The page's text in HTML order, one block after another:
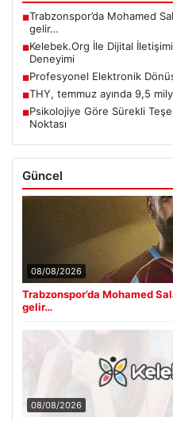
■Trabzonspor’da Mohamed
gelir…
■Kelebek.Org İle Dijital
Deneyimi
■Profesyonel Elektronik
■THY, temmuz ayında 9,5
■Psikolojiye Göre Sürekli
Noktası
Güncel
08/08/2026
Trabzonspor’da Mohamed
gelir…
08/08/2026